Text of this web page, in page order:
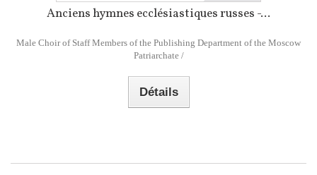
Anciens hymnes ecclésiastiques russes -...
Male Choir of Staff Members of the Publishing Department of the Moscow
Patriarchate /
Détails